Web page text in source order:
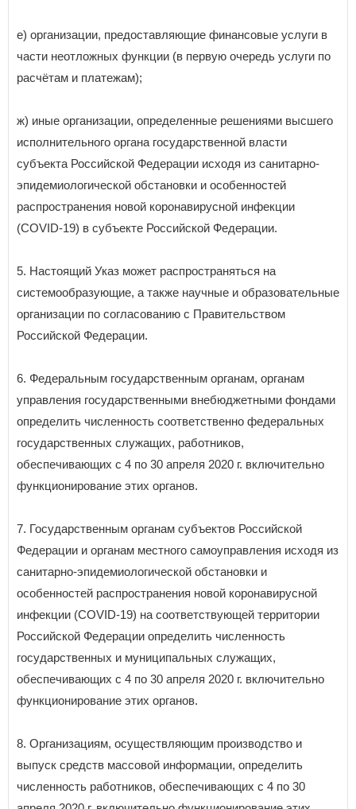
е) организации, предоставляющие финансовые услуги в
части неотложных функции (в первую очередь услуги по
расчётам и платежам);
ж) иные организации, определенные решениями высшего
исполнительного органа государственной власти
субъекта Российской Федерации исходя из санитарно-
эпидемиологической обстановки и особенностей
распространения новой коронавирусной инфекции
(COVID-19) в субъекте Российской Федерации.
5. Настоящий Указ может распространяться на
системообразующие, а также научные и образовательные
организации по согласованию с Правительством
Российской Федерации.
6. Федеральным государственным органам, органам
управления государственными внебюджетными фондами
определить численность соответственно федеральных
государственных служащих, работников,
обеспечивающих с 4 по 30 апреля 2020 г. включительно
функционирование этих органов.
7. Государственным органам субъектов Российской
Федерации и органам местного самоуправления исходя из
санитарно-эпидемиологической обстановки и
особенностей распространения новой коронавирусной
инфекции (COVID-19) на соответствующей территории
Российской Федерации определить численность
государственных и муниципальных служащих,
обеспечивающих с 4 по 30 апреля 2020 г. включительно
функционирование этих органов.
8. Организациям, осуществляющим производство и
выпуск средств массовой информации, определить
численность работников, обеспечивающих с 4 по 30